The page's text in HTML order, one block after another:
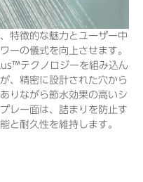
特徴的な魅力とユーザー中
ーの儀式を向上させます。
テクノロジーを組み込ん
、精密に設計された穴から
りながら節水効果の高いシ
レー面は、詰まりを防止す
と耐久性を維持します。